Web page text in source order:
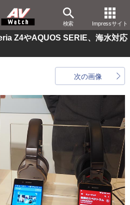
検索 Impressサイト
Z4やAQUOS SERIE、海水対応
次の画像